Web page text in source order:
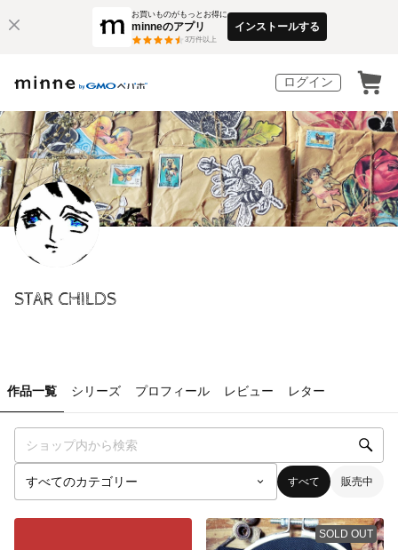
お買いものがもっとお得に
minneのアプリ
3万件以上
インストールする
ログイン
STAR CHILDS
作品一覧 シリーズ プロフィール レビュー レター
すべて 販売中
SOLD OUT